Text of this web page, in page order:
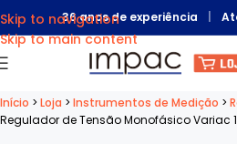
Skip to navigation
Skip to main content
36 anos de experiência
Início > Loja > Instrumentos de Medição >
Regulador de Tensão Monofásico Variac